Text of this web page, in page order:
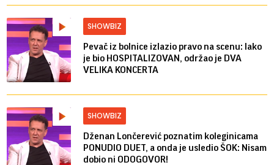
SHOWBIZ
Pevač iz bolnice izlazio pravo na scenu: Iako
je bio HOSPITALIZOVAN, održao je DVA
VELIKA KONCERTA
SHOWBIZ
Dženan Lončerević poznatim koleginicama
PONUDIO DUET, a onda je usledio ŠOK: Nisam
dobio ni ODOGOVOR!